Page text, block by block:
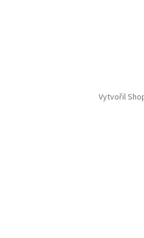
Vytvořil